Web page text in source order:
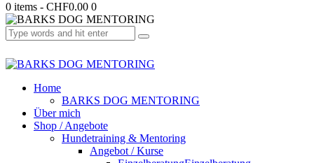
0 items - CHF0.00 0
Home
BARKS DOG MENTORING
Über mich
Shop / Angebote
Hundetraining & Mentoring
Angebot / Kurse